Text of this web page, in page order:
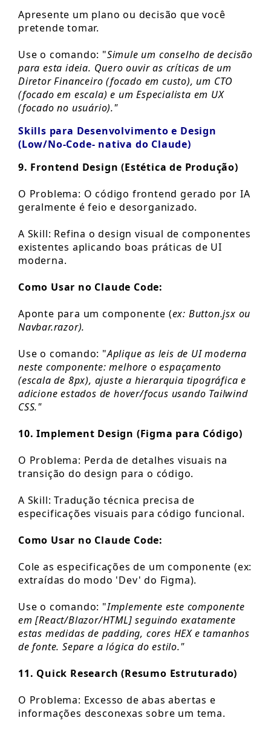
Apresente um plano ou decisão que você
pretende tomar.
Use o comando: "Simule um conselho de decisão
para esta ideia. Quero ouvir as críticas de um
Diretor Financeiro (focado em custo), um CTO
(focado em escala) e um Especialista em UX
(focado no usuário)."
Skills para Desenvolvimento e Design
(Low/No-Code- nativa do Claude)
9. Frontend Design (Estética de Produção)
O Problema: O código frontend gerado por IA
geralmente é feio e desorganizado.
A Skill: Refina o design visual de componentes
existentes aplicando boas práticas de UI
moderna.
Como Usar no Claude Code:
Aponte para um componente (ex: Button.jsx ou
Navbar.razor).
Use o comando: "Aplique as leis de UI moderna
neste componente: melhore o espaçamento
(escala de 8px), ajuste a hierarquia tipográfica e
adicione estados de hover/focus usando Tailwind
CSS."
10. Implement Design (Figma para Código)
O Problema: Perda de detalhes visuais na
transição do design para o código.
A Skill: Tradução técnica precisa de
especificações visuais para código funcional.
Como Usar no Claude Code:
Cole as especificações de um componente (ex:
extraídas do modo 'Dev' do Figma).
Use o comando: "Implemente este componente
em [React/Blazor/HTML] seguindo exatamente
estas medidas de padding, cores HEX e tamanhos
de fonte. Separe a lógica do estilo."
11. Quick Research (Resumo Estruturado)
O Problema: Excesso de abas abertas e
informações desconexas sobre um tema.